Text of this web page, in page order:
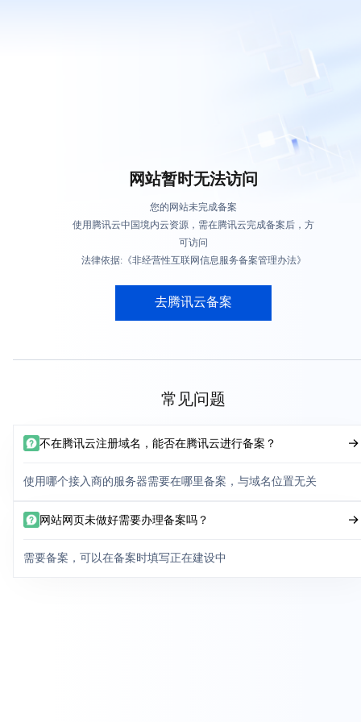
网站暂时无法访问
您的网站未完成备案
使用腾讯云中国境内云资源，需在腾讯云完成备案后，方
可访问
法律依据:《非经营性互联网信息服务备案管理办法》
去腾讯云备案
常见问题
不在腾讯云注册域名，能否在腾讯云进行备案？
使用哪个接入商的服务器需要在哪里备案，与域名位置无关
网站网页未做好需要办理备案吗？
需要备案，可以在备案时填写正在建设中